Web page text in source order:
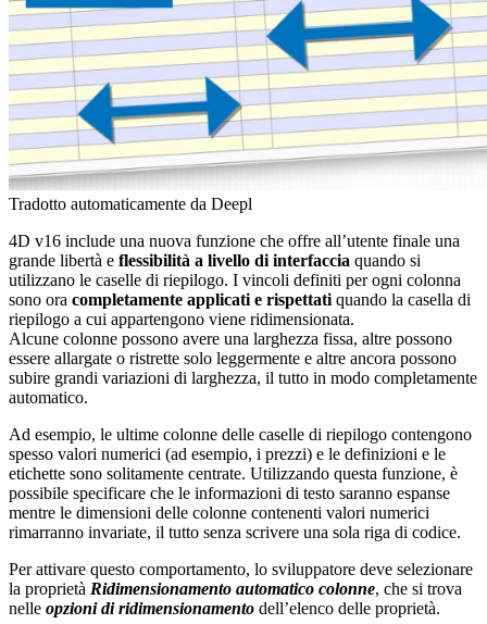
Tradotto automaticamente da Deepl
4D v16 include una nuova funzione che offre all’utente finale una
grande libertà e flessibilità a livello di interfaccia quando si
utilizzano le caselle di riepilogo. I vincoli definiti per ogni colonna
sono ora completamente applicati e rispettati quando la casella di
riepilogo a cui appartengono viene ridimensionata.
Alcune colonne possono avere una larghezza fissa, altre possono
essere allargate o ristrette solo leggermente e altre ancora possono
subire grandi variazioni di larghezza, il tutto in modo completamente
automatico.
Ad esempio, le ultime colonne delle caselle di riepilogo contengono
spesso valori numerici (ad esempio, i prezzi) e le definizioni e le
etichette sono solitamente centrate. Utilizzando questa funzione, è
possibile specificare che le informazioni di testo saranno espanse
mentre le dimensioni delle colonne contenenti valori numerici
rimarranno invariate, il tutto senza scrivere una sola riga di codice.
Per attivare questo comportamento, lo sviluppatore deve selezionare
la proprietà Ridimensionamento automatico colonne, che si trova
nelle opzioni di ridimensionamento dell’elenco delle proprietà.